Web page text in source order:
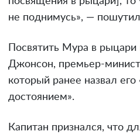
не поднимусь», —
Посвятить Мура в рыцари
Джонсон, премьер-
который ранее назвал
достоянием».
Капитан признался, что